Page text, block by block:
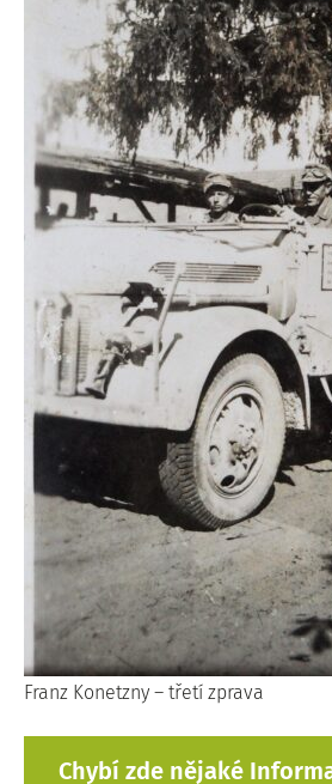
Franz Konetzny – třetí zprava
Chybí zde nějaké